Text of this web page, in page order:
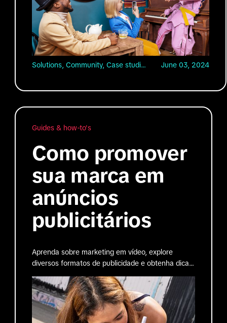
Solutions, Community, Case studies June 03, 2024
Guides & how-to's
Como promover
sua marca em
anúncios
publicitários
Aprenda sobre marketing em vídeo, explore
diversos formatos de publicidade e obtenha dicas
práticas para criação de campanhas que cativam
e convertem.